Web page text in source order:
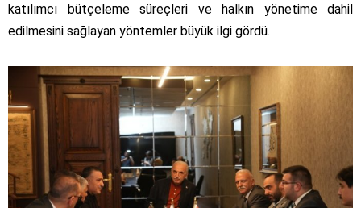
katılımcı bütçeleme süreçleri ve halkın yönetime dahil
edilmesini sağlayan yöntemler büyük ilgi gördü.